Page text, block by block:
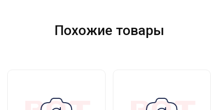
Похожие товары